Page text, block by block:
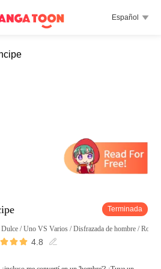
Español 
Terminada
Dulce /Uno VS Varios /Disfrazada de hombre /
 4.8 